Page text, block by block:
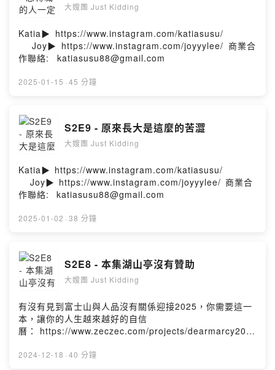
大嫂團 Just Kidding
Katia▶️⁠⁠⁠⁠⁠⁠⁠⁠https://www.instagram.com/katiasusu/
⁠⁠⁠⁠⁠⁠⁠⁠⁠⁠⁠⁠⁠⁠⁠⁠⁠⁠⁠⁠⁠⁠Joy▶️⁠⁠⁠⁠⁠⁠⁠⁠https://www.instagram.com/joyyylee/⁠⁠⁠⁠⁠⁠⁠⁠商業合
作聯絡: ⁠⁠⁠⁠⁠⁠⁠⁠katiasusu88@gmail.com⁠⁠⁠⁠
2025-01-15 · 45 分鐘
S2E9 - 原來長大是這麼的苦澀
大嫂團 Just Kidding
Katia▶️⁠⁠⁠⁠⁠⁠⁠https://www.instagram.com/katiasusu/
⁠⁠⁠⁠⁠⁠⁠⁠⁠⁠⁠⁠⁠⁠⁠⁠⁠⁠⁠Joy▶️⁠⁠⁠⁠⁠⁠⁠https://www.instagram.com/joyyylee/⁠⁠⁠⁠⁠⁠⁠商業合
作聯絡: ⁠⁠⁠⁠⁠⁠⁠katiasusu88@gmail.com⁠⁠⁠
2025-01-02 · 38 分鐘
S2E8 - 本集湖山亭沒有贊助
大嫂團 Just Kidding
有沒有見到富士山與人品沒有關係迎接2025，你需要這一
本，讓你的人生越來越好的自信
曆：⁠⁠⁠⁠⁠https://www.zeczec.com/projects/dearmarcy202
⁠⁠⁠⁠⁠⁠⁠⁠⁠⁠⁠⁠⁠⁠⁠⁠Joy▶️⁠⁠⁠⁠⁠⁠https://www.instagram.com/joyyylee/⁠⁠⁠⁠⁠⁠商業合
2024-12-18 · 40 分鐘